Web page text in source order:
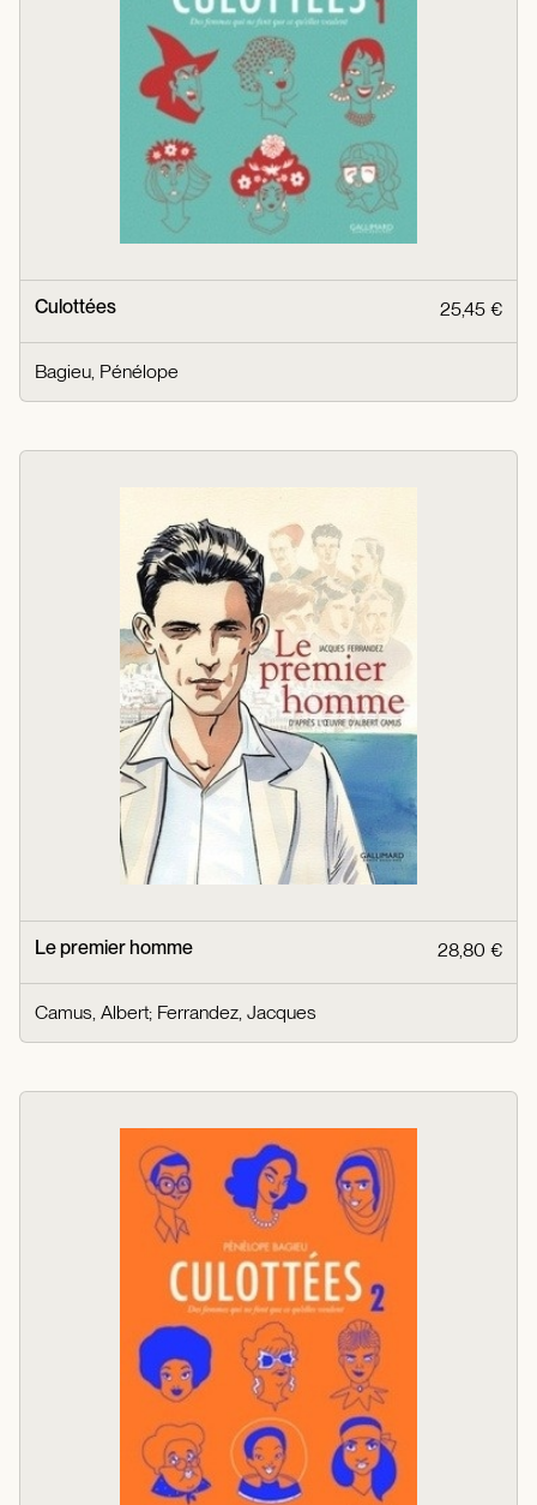
Culottées 25,45 €
Bagieu, Pénélope
Le premier homme 28,80 €
Camus, Albert; Ferrandez, Jacques